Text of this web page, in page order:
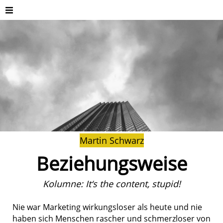
Martin Schwarz
Beziehungsweise
Kolumne: It‘s the content, stupid!
Nie war Marketing wirkungsloser als heute und nie
haben sich Menschen rascher und schmerzloser von